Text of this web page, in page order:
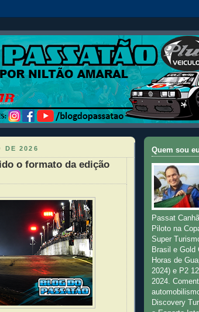
DE 2026
o formato da edição
Quem sou
Passat
Piloto na
Super
Brasil e
Horas de
2024) e P2
2024.
Discovery